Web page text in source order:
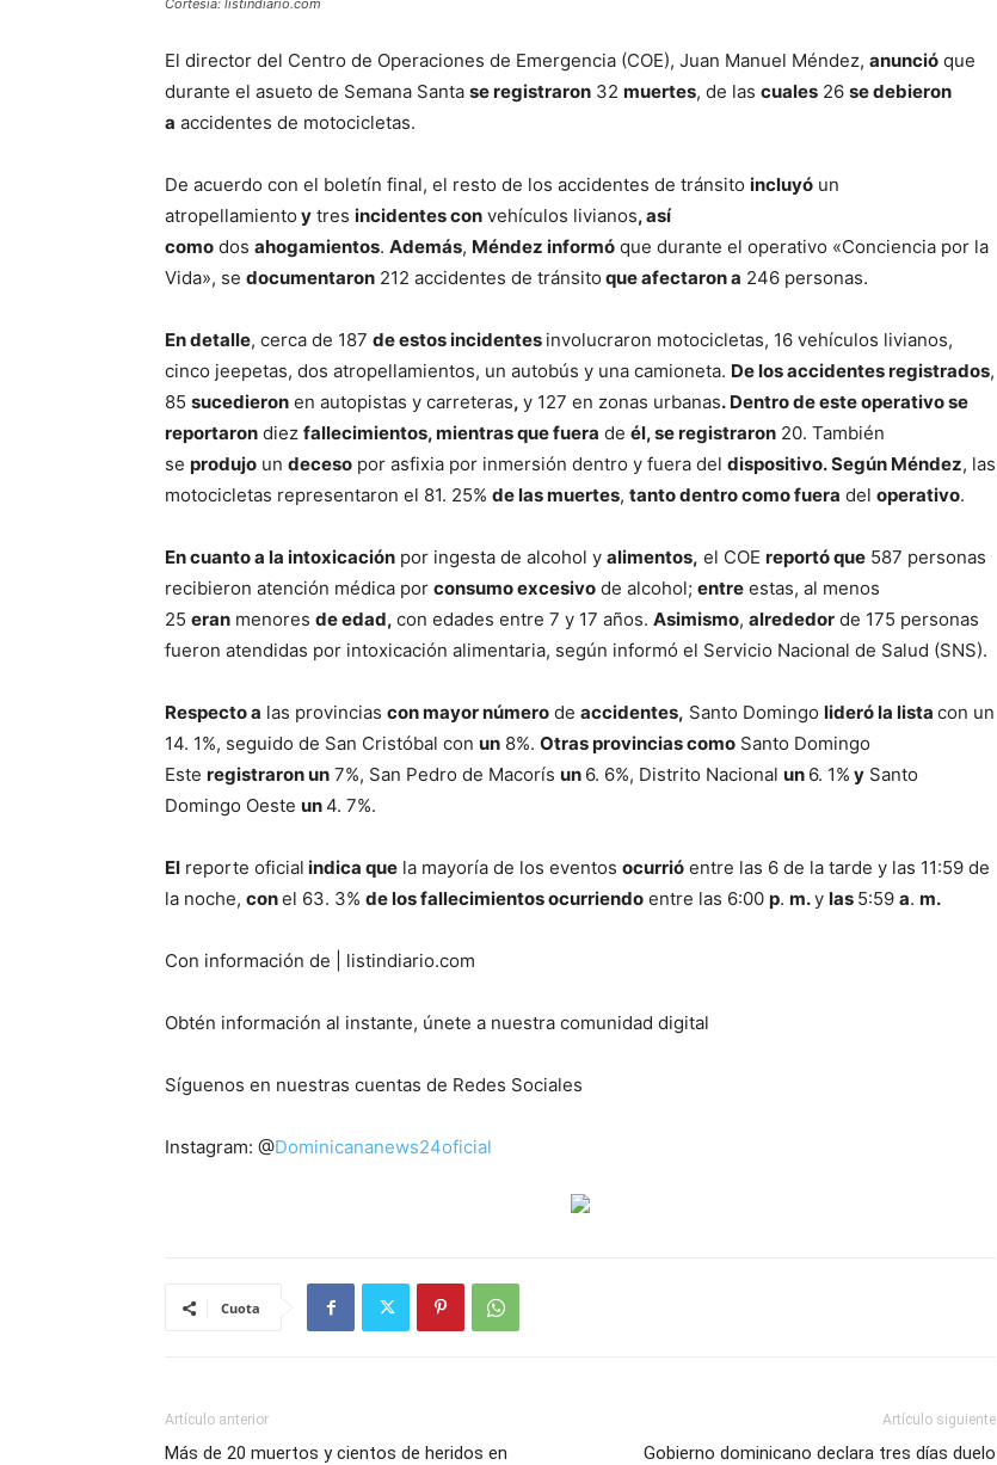
Cortesía: listindiario.com
El director del Centro de Operaciones de Emergencia (COE), Juan Manuel Méndez, anunció que
durante el asueto de Semana Santa se registraron 32 muertes, de las cuales 26 se debieron
a accidentes de motocicletas.
De acuerdo con el boletín final, el resto de los accidentes de tránsito incluyó un
atropellamiento y tres incidentes con vehículos livianos, así
como dos ahogamientos. Además, Méndez informó que durante el operativo «Conciencia por la
Vida», se documentaron 212 accidentes de tránsito que afectaron a 246 personas.
En detalle, cerca de 187 de estos incidentes involucraron motocicletas, 16 vehículos livianos,
cinco jeepetas, dos atropellamientos, un autobús y una camioneta. De los accidentes registrados,
85 sucedieron en autopistas y carreteras, y 127 en zonas urbanas. Dentro de este operativo se
reportaron diez fallecimientos, mientras que fuera de él, se registraron 20. También
se produjo un deceso por asfixia por inmersión dentro y fuera del dispositivo.Según Méndez, las
motocicletas representaron el 81. 25% de las muertes, tanto dentro como fuera del operativo.
En cuanto a la intoxicación por ingesta de alcohol y alimentos, el COE reportó que 587 personas
recibieron atención médica por consumo excesivo de alcohol; entre estas, al menos
25 eran menores de edad, con edades entre 7 y 17 años. Asimismo, alrededor de 175 personas
fueron atendidas por intoxicación alimentaria, según informó el Servicio Nacional de Salud (SNS).
Respecto a las provincias con mayor número de accidentes, Santo Domingo lideró la lista con un
14. 1%, seguido de San Cristóbal con un 8%. Otras provincias como Santo Domingo
Este registraron un 7%, San Pedro de Macorís un 6. 6%, Distrito Nacional un 6. 1% y Santo
Domingo Oeste un4. 7%.
El reporte oficial indica que la mayoría de los eventos ocurrió entre las 6 de la tarde y las 11:59 de
la noche, conel 63. 3% de los fallecimientos ocurriendo entre las 6:00 p. m.y las 5:59 a. m.
Con información de | listindiario.com
Obtén información al instante, únete a nuestra comunidad digital
Síguenos en nuestras cuentas de Redes Sociales
Instagram: @Dominicananews24oficial
Cuota
Artículo anterior
Más de 20 muertos y cientos de heridos en
Artículo siguiente
Gobierno dominicano declara tres días duelo